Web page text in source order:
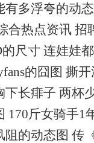
合热点资讯
的尺寸 连娃娃
的囧图 撕
下长痱子 两杯
170斤女骑手1
阻的动态图 传